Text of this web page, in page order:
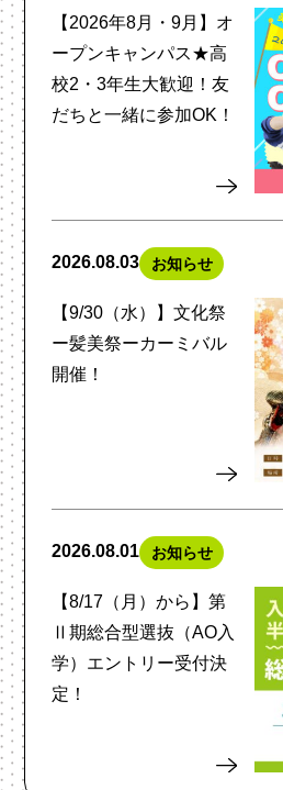
【2026年8月・9月】オ
ープンキャンパス★高
校2・3年生大歓迎！友
だちと一緒に参加OK！
2026.08.03 お知らせ
【9/30（水）】文化祭
ー髪美祭ーカーミバル
開催！
2026.08.01 お知らせ
【8/17（月）から】第
Ⅱ期総合型選抜（AO入
学）エントリー受付決
定！